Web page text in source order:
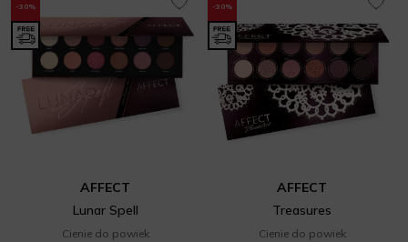
-30%
AFFECT
Lunar Spell
Cienie do powiek
-30%
AFFECT
Treasures
Cienie do powiek